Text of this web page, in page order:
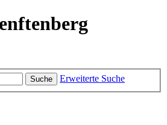
Suche Erweiterte Suche